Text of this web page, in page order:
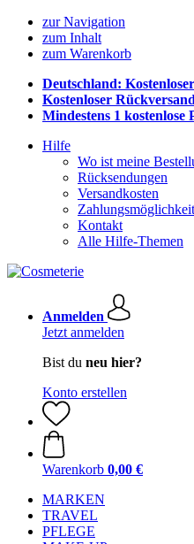
zur Navigation
zum Inhalt
zum Warenkorb
Deutschland:
Kostenloser Rückversand
Mindestens 1 kostenlose
Hilfe
Wo ist meine
Rücksendungen
Versandkosten
Kontakt
Alle Hilfe-Themen
Anmelden
Jetzt anmelden
Bist du neu hier?
Konto erstellen
Warenkorb 0,00 €
MARKEN
TRAVEL
PFLEGE